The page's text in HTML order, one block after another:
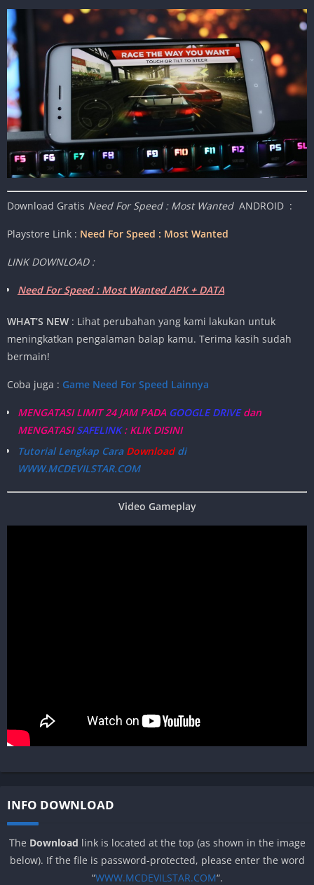
Download Gratis Need For Speed : Most Wanted ANDROID :
Playstore Link : Need For Speed : Most Wanted
LINK DOWNLOAD :
Need For Speed : Most Wanted APK + DATA
WHAT’S NEW : Lihat perubahan yang kami lakukan untuk
meningkatkan pengalaman balap kamu. Terima kasih sudah
bermain!
Coba juga : Game Need For Speed Lainnya
MENGATASI LIMIT 24 JAM PADA GOOGLE DRIVEdan
MENGATASISAFELINK: KLIK DISINI
Tutorial Lengkap CaraDownloaddi
WWW.MCDEVILSTAR.COM
Video Gameplay
INFO DOWNLOAD
The Download link is located at the top (as shown in the image
below). If the file is password-protected, please enter the word
“WWW.MCDEVILSTAR.COM“.